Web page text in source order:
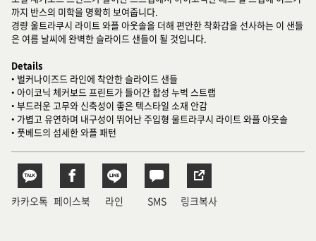
까지 반스의 미학을 명확히 보여줍니다.
경량 울트라쿠시 라이트 와플 아웃솔을 더해 편안한 착화감을 선사하는 이 샌들
은 여름 날씨에 완벽한 슬라이드 샌들이 될 것입니다.
Details
• 벌커나이즈드 라인에 착안한 슬라이드 샌들
• 아이코닉 체커보드 프린트가 들어간 합성 누벅 스트랩
• 부드러운 고무와 신축성이 좋은 텍스타일 소재 안감
• 가볍고 유연하며 내구성이 뛰어난 주입형 울트라쿠시 라이트 와플 아웃솔
• 풋베드의 섬세한 와플 패턴
카카오톡 페이스북 라인 SMS 링크복사